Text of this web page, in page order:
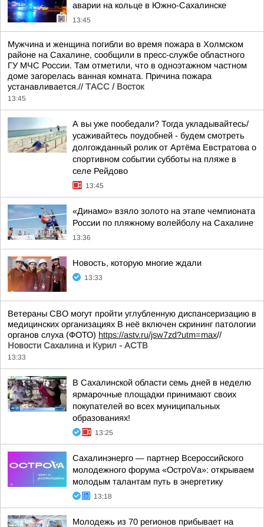
аварии на кольце в Южно-Сахалинске
13:45
Мужчина и женщина погибли во время пожара в Холмском
районе на Сахалине, сообщили в пресс-службе областного
ГУ МЧС России. Там отметили, что в одноэтажном частном
доме загорелась ванная комната. Причина пожара
устанавливается.// ТАСС / Восток
13:45
А вы уже пообедали? Тогда укладывайтесь/
усаживайтесь поудобней - будем смотреть
долгожданный ролик от Артёма Евстратова о
спортивном событии субботы на пляже в
селе Рейдово
13:45
«Динамо» взяло золото на этапе чемпионата
России по пляжному волейболу на Сахалине
13:36
Новость, которую многие ждали
13:33
Ветераны СВО могут пройти углубленную диспансеризацию в
медицинских организациях В неё включен скрининг патологии
органов слуха (ФОТО) https://astv.ru/jsw7zd?utm=max//
Новости Сахалина и Курил - АСТВ
13:33
В Сахалинской области семь дней в неделю
ярмарочные площадки принимают своих
покупателей во всех муниципальных
образованиях!
13:25
Сахалинэнерго — партнер Всероссийского
молодежного форума «ОстроVа»: открываем
молодым талантам путь в энергетику
13:18
Молодежь из 70 регионов прибывает на